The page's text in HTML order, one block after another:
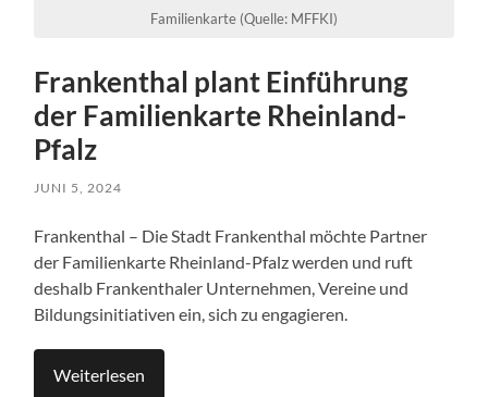
Familienkarte (Quelle: MFFKI)
Frankenthal plant Einführung
der Familienkarte Rheinland-
Pfalz
JUNI 5, 2024
Frankenthal – Die Stadt Frankenthal möchte Partner
der Familienkarte Rheinland-Pfalz werden und ruft
deshalb Frankenthaler Unternehmen, Vereine und
Bildungsinitiativen ein, sich zu engagieren.
Weiterlesen